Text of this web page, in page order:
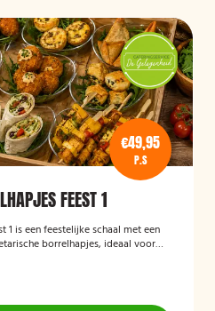
€49,95
P.S
FEEST 1
1 is een feestelijke schaal met een
borrelhapjes, ideaal voor
zodat gasten kunnen
volledig vegetarische